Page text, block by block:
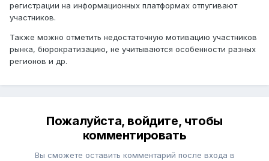
регистрации на информационных платформах отпугивают
участников.
Также можно отметить недостаточную мотивацию участников
рынка, бюрократизацию, не учитываются особенности разных
регионов и др.
Пожалуйста, войдите, чтобы
комментировать
Вы сможете оставить комментарий после входа в